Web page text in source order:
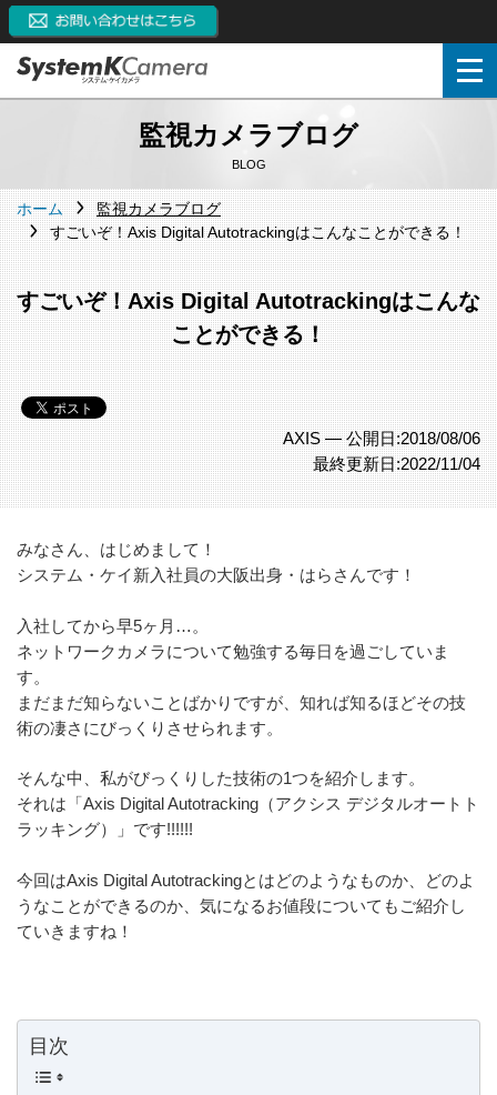
監視カメラブログ
BLOG
ホーム
監視カメラブログ
すごいぞ！Axis Digital Autotrackingはこんなことができる！
すごいぞ！Axis Digital Autotrackingはこんな
ことができる！
AXIS —公開日:2018/08/06
最終更新日:2022/11/04
みなさん、はじめまして！
システム・ケイ新入社員の大阪出身・はらさんです！
入社してから早5ヶ月…。
ネットワークカメラについて勉強する毎日を過ごしていま
す。
まだまだ知らないことばかりですが、知れば知るほどその技
術の凄さにびっくりさせられます。
そんな中、私がびっくりした技術の1つを紹介します。
それは「Axis Digital Autotracking（アクシス デジタルオートト
ラッキング）」です!!!!!!
今回はAxis Digital Autotrackingとはどのようなものか、どのよ
うなことができるのか、気になるお値段についてもご紹介し
ていきますね！
目次